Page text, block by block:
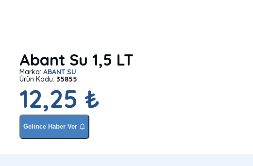
Abant Su 1,5 LT
Marka: ABANT SU
Ürün Kodu: 35855
12,25 ₺
Gelince Haber Ver